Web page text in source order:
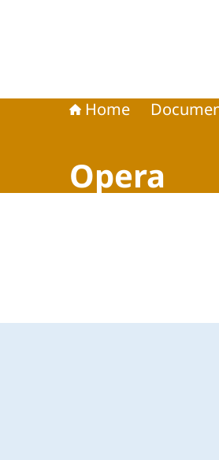
Home
Opera